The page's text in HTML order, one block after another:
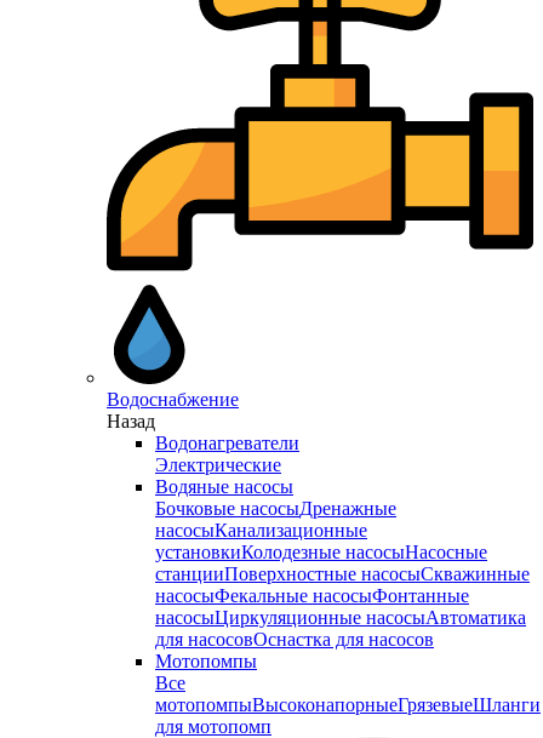
Водоснабжение
Назад
Водонагреватели
Электрические
Водяные насосы
Бочковые насосыДренажные
насосыКанализационные
установкиКолодезные насосыНасосные
станцииПоверхностные насосыСкважинные
насосыФекальные насосыФонтанные
насосыЦиркуляционные насосыАвтоматика
для насосовОснастка для насосов
Мотопомпы
Все
мотопомпыВысоконапорныеГрязевыеШланги
для мотопомп